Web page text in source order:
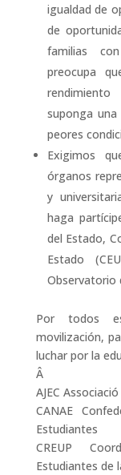
igualdad de
de
familias
preocupa
suponga
peores
Exigimos
órganos
y
haga
del Estado,
Estado
Observatorio
Por todos
movilización,
luchar por la
Â
AJEC
CANAE
Estudiantes
CREUP
Estudiantes de